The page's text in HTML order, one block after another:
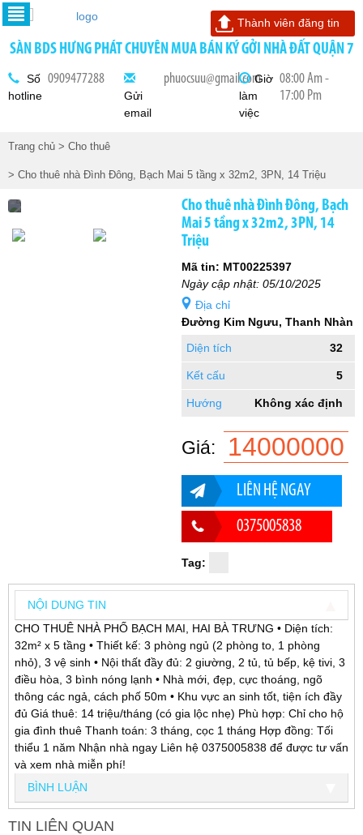
SÀN BDS HƯNG PHÁT CHUYÊN MUA BÁN KÝ GỞI NHÀ ĐẤT QUẬN 7
Số
hotline
0909477288
Gửi
email
phuocsuu@gmail.comGiờ
làm
việc
08:00 Am -
17:00 Pm
Thành viên đăng tin
Trang chủ > Cho thuê
> Cho thuê nhà Đình Đông, Bạch Mai 5 tầng x 32m2, 3PN, 14 Triệu
Cho thuê nhà Đình Đông, Bạch
Mai 5 tầng x 32m2, 3PN, 14
Triệu
Mã tin: MT00225397
Ngày cập nhật: 05/10/2025
Địa chỉ
Đường Kim Ngưu, Thanh Nhàn
Diện tích
32
Kết cấu 5
Hướng Không xác định
Giá: 14000000
LIÊN HỆ NGAY
0375005838
Tag:
NỘI DUNG TIN
CHO THUÊ NHÀ PHỐ BẠCH MAI, HAI BÀ TRƯNG • Diện tích:
32m² x 5 tầng • Thiết kế: 3 phòng ngủ (2 phòng to, 1 phòng
nhỏ), 3 vệ sinh • Nội thất đầy đủ: 2 giường, 2 tủ, tủ bếp, kệ tivi, 3
điều hòa, 3 bình nóng lạnh • Nhà mới, đẹp, cực thoáng, ngõ
thông các ngả, cách phố 50m • Khu vực an sinh tốt, tiện ích đầy
đủ Giá thuê: 14 triệu/tháng (có gia lộc nhẹ) Phù hợp: Chỉ cho hộ
gia đình thuê Thanh toán: 3 tháng, cọc 1 tháng Hợp đồng: Tối
thiểu 1 năm Nhận nhà ngay Liên hệ 0375005838 để được tư vấn
và xem nhà miễn phí!
BÌNH LUẬN
TIN LIÊN QUAN